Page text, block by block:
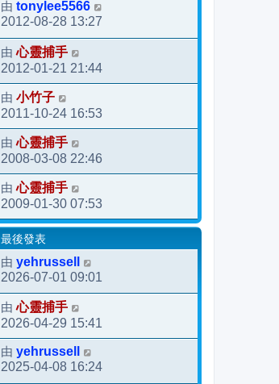
由 tonylee5566
2012-08-28 13:27
由心靈捕手
2012-01-21 21:44
由 小竹子
2011-10-24 16:53
由心靈捕手
2008-03-08 22:46
由心靈捕手
2009-01-30 07:53
最後發表
由 yehrussell
2026-07-01 09:01
由心靈捕手
2026-04-29 15:41
由 yehrussell
2025-04-08 16:24